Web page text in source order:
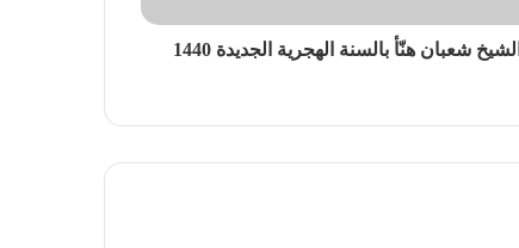
الشيخ شعبان هنّأ بالسنة الهجرية الجديدة 1440